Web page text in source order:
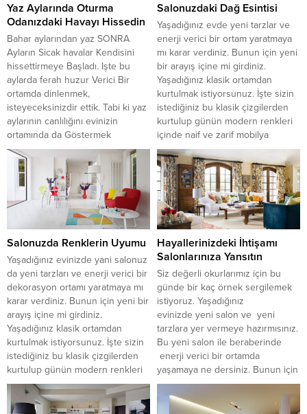
Yaz Aylarında Oturma
Odanızdaki Havayı Hissedin
Bahar aylarından yaz SONRA
Ayların Sicak havalar Kendisini
hissettirmeye Başladı. Işte bu
aylarda ferah huzur Verici Bir
ortamda dinlenmek,
isteyeceksinizdir ettik. Tabi ki yaz
aylarının canlılığını evinizin
ortamında da Göstermek
isteyebilirsiniz. Işte bunun for
sizlere Bir kaç önerimiz olucak.
Evinizin duvarlarında gündüz
ışığını yansıtan yayan Büyük
Genis aynalara Yer vermenizi...
Salonuzdaki Dağ Esintisi
Yaşadığınız evde yeni tarzlar ve
enerji verici bir ortam yaratmaya
mı karar verdiniz. Bunun için yeni
bir arayış içine mi girdiniz.
Yaşadığınız klasik ortamdan
kurtulmak istiyorsunuz. İşte sizin
istediğiniz bu klasik çizgilerden
kurtulup günün modern renkleri
içinde naif ve zarif mobilya
tasarımlarını bulabileceğiniz bazı
fikirlerimiz olucak sizlere. Bu
fikirlerimizin siz değerli...
Salonuzda Renklerin Uyumu
Yaşadığınız evinizde yani salonuz
da yeni tarzları ve enerji verici bir
dekorasyon ortamı yaratmaya mı
karar verdiniz. Bunun için yeni bir
arayış içine mi girdiniz.
Yaşadığınız klasik ortamdan
kurtulmak istiyorsunuz. İşte sizin
istediğiniz bu klasik çizgilerden
kurtulup günün modern renkleri
içinde naif ve zarif mobilya
tasarımlarını bulabileceğiniz bazı
fikirlerimiz olacak...
Hayallerinizdeki İhtişamı
Salonlarınıza Yansıtın
Siz değerli okurlarımız için bu
günde bir kaç örnek sergilemek
istiyoruz. Yaşadığınız
evinizde yeni salon ve yeni
tarzlara yer vermeye hazırmısınız.
Bu yeni salon ile beraberinde
enerji verici bir ortamda
yaşamaya ne dersiniz. Bunun için
yeni bir arayış içine mi girdiniz.
İşte sizin istediğiniz bu klasik
çizgilerden kurtulup günün